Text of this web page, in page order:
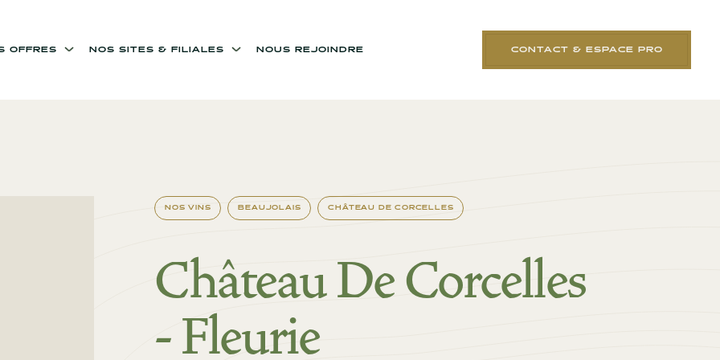
OFFRES NOS SITES & FILIALES NOUS REJOINDRE CONTACT & ESPACE PRO
NOS VINS BEAUJOLAIS CHÂTEAU DE CORCELLES
Château De Corcelles
- Fleurie